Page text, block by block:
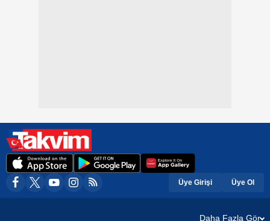
Üye Girişi Üye Ol
Daha Fazla Gör